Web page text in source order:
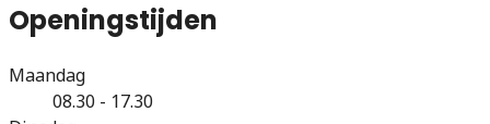
Openingstijden
Maandag
08.30 - 17.30